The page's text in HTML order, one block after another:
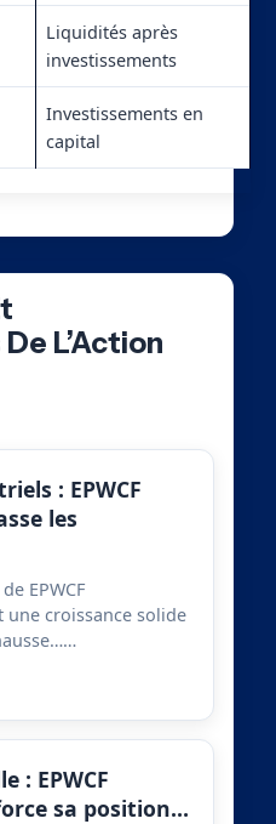
Liquidités après
investissements
Investissements en
capital
L’Action
: EPWCF
les
EPWCF
croissance solide
: EPWCF
sa position…